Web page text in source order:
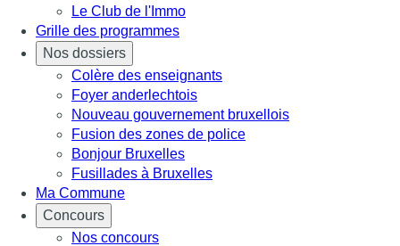
Le Club de l'Immo
Grille des programmes
Nos dossiers
Colère des enseignants
Foyer anderlechtois
Nouveau gouvernement bruxellois
Fusion des zones de police
Bonjour Bruxelles
Fusillades à Bruxelles
Ma Commune
Concours
Nos concours